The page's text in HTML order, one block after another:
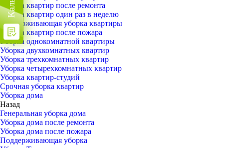
Уборка квартир после ремонта
Уборка квартир один раз в неделю
Поддерживающая уборка квартиры
Уборка квартир после пожара
Уборка однокомнатной квартиры
Уборка двухкомнатных квартир
Уборка трехкомнатных квартир
Уборка четырехкомнатных квартир
Уборка квартир-студий
Срочная уборка квартир
Уборка дома
Назад
Генеральная уборка дома
Уборка дома после ремонта
Уборка дома после пожара
Поддерживающая уборка